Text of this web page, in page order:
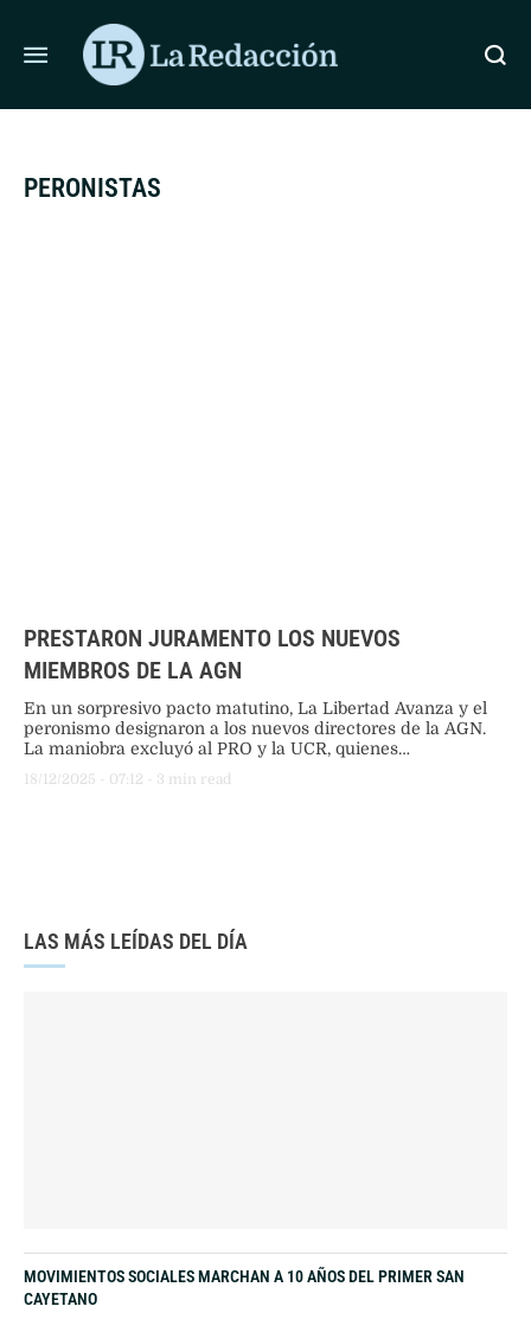
ÚLTIMAS NOTICIASSUPERINTENDENCIA DE SALUD DIO DE BAJA
PERONISTAS
PRESTARON JURAMENTO LOS NUEVOS
MIEMBROS DE LA AGN
En un sorpresivo pacto matutino, La Libertad Avanza y el
peronismo designaron a los nuevos directores de la AGN.
La maniobra excluyó al PRO y la UCR, quienes
códigos del oficialismo nacional.
18/12/2025 - 07:12 - 3 min read
LAS MÁS LEÍDAS DEL DÍA
MOVIMIENTOS SOCIALES MARCHAN A 10 AÑOS DEL PRIMER SAN
CAYETANO